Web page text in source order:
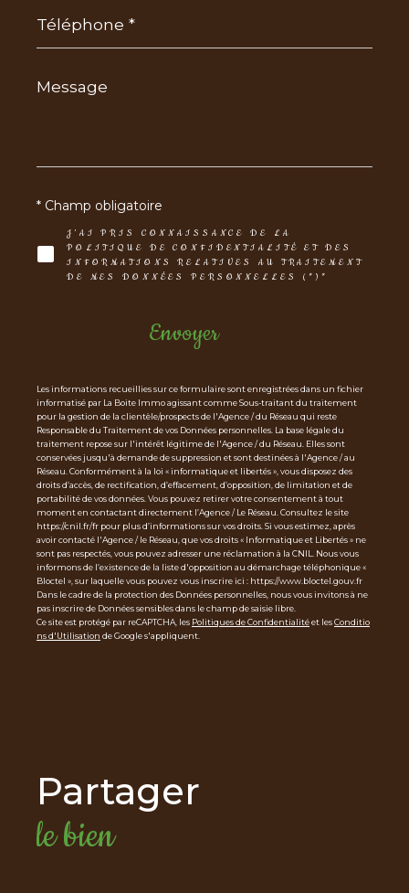
Message
*
J'AI PRIS CONNAISSANCE DE LA
POLITIQUE DE CONFIDENTIALITÉ ET DES
INFORMATIONS RELATIVES AU TRAITEMENT
DE MES DONNÉES PERSONNELLES (*)*
* Champ obligatoire
Envoyer
Les informations recueillies sur ce formulaire sont enregistrées dans un fichier
informatisé par La Boite Immo agissant comme Sous-traitant du traitement
pour la gestion de la clientèle/prospects de l'Agence / du Réseau qui reste
Responsable du Traitement de vos Données personnelles. La base légale du
traitement repose sur l'intérêt légitime de l'Agence / du Réseau. Elles sont
conservées jusqu'à demande de suppression et sont destinées à l'Agence / au
Réseau. Conformément à la loi « informatique et libertés », vous disposez des
droits d’accès, de rectification, d’effacement, d’opposition, de limitation et de
portabilité de vos données. Vous pouvez retirer votre consentement à tout
moment en contactant directement l’Agence / Le Réseau. Consultez le site
https://cnil.fr/fr pour plus d’informations sur vos droits. Si vous estimez, après
avoir contacté l'Agence / le Réseau, que vos droits « Informatique et Libertés » ne
sont pas respectés, vous pouvez adresser une réclamation à la CNIL. Nous vous
informons de l’existence de la liste d'opposition au démarchage téléphonique «
Bloctel », sur laquelle vous pouvez vous inscrire ici : https://www.bloctel.gouv.fr
Dans le cadre de la protection des Données personnelles, nous vous invitons à ne
pas inscrire de Données sensibles dans le champ de saisie libre.
Ce site est protégé par reCAPTCHA, les Politiques de Confidentialitéet lesConditio
ns d'Utilisation de Google s'appliquent.
partager
le bien